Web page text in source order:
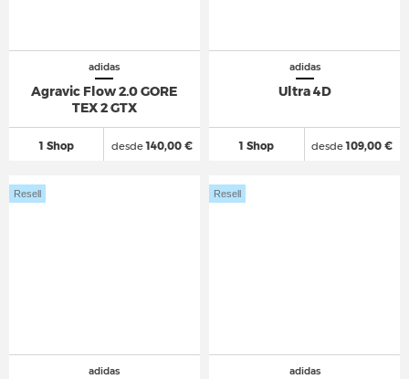
adidas
Agravic Flow 2.0 GORE
TEX 2 GTX
1 Shop desde140,00 €
adidas
Ultra 4D
1 Shop desde109,00 €
adidas
Resell
adidas
Resell